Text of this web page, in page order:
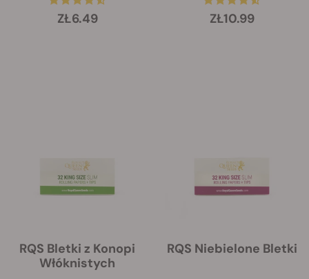
ZŁ6.49 ZŁ10.99
RQS Bletki z Konopi
Włóknistych
RQS Niebielone Bletki